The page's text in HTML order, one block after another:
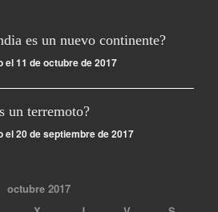
es un nuevo continente?
el 11 de octubre de 2017
un terremoto?
el 20 de septiembre de 2017
octubre 2017